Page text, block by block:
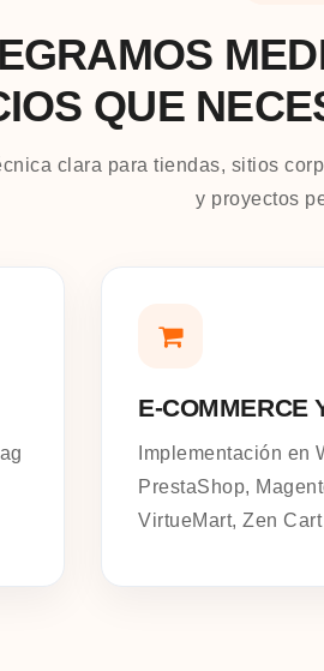
QUE
clara para tiendas, sitios
y proyectos
E-COMMERCE
Implementación en
PrestaShop,
VirtueMart, Zen